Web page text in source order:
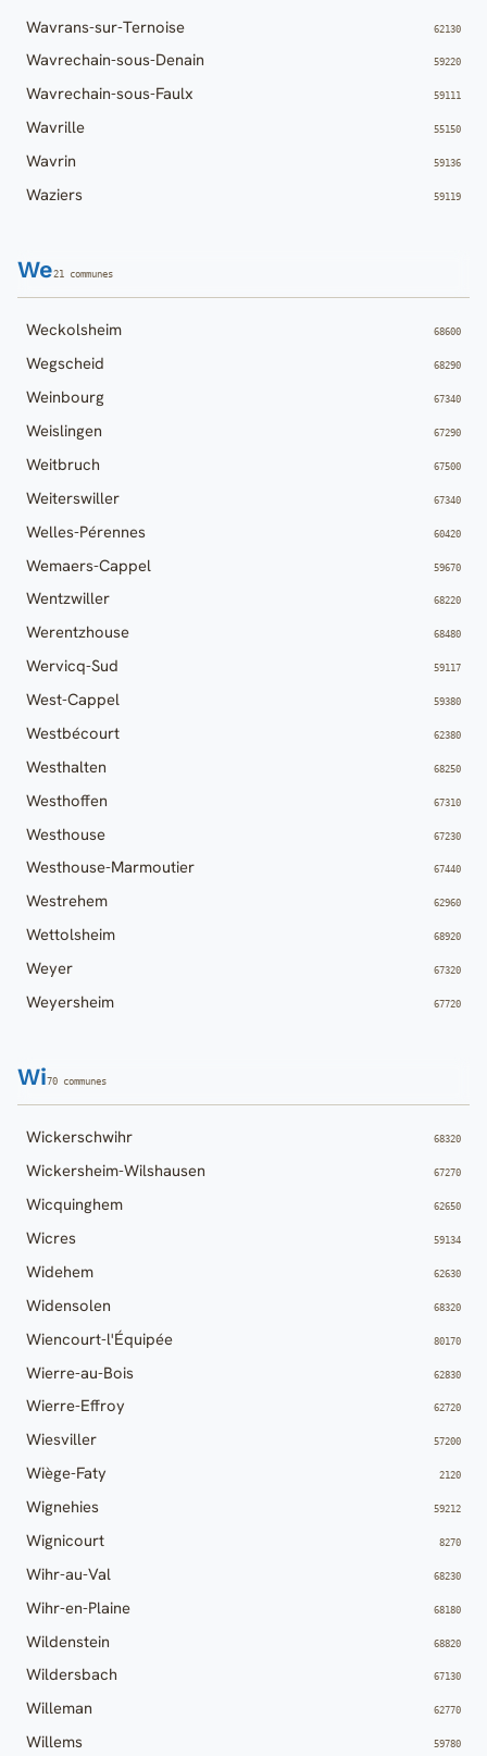
Wavrans-sur-Ternoise 62130
Wavrechain-sous-Denain 59220
Wavrechain-sous-Faulx 59111
Wavrille 55150
Wavrin 59136
Waziers 59119
We21 communes
Weckolsheim 68600
Wegscheid 68290
Weinbourg 67340
Weislingen 67290
Weitbruch 67500
Weiterswiller 67340
Welles-Pérennes 60420
Wemaers-Cappel 59670
Wentzwiller 68220
Werentzhouse 68480
Wervicq-Sud 59117
West-Cappel 59380
Westbécourt 62380
Westhalten 68250
Westhoffen 67310
Westhouse 67230
Westhouse-Marmoutier 67440
Westrehem 62960
Wettolsheim 68920
Weyer 67320
Weyersheim 67720
Wi70 communes
Wickerschwihr 68320
Wickersheim-Wilshausen 67270
Wicquinghem 62650
Wicres 59134
Widehem 62630
Widensolen 68320
Wiencourt-l'Équipée 80170
Wierre-au-Bois 62830
Wierre-Effroy 62720
Wiesviller 57200
Wiège-Faty 2120
Wignehies 59212
Wignicourt 8270
Wihr-au-Val 68230
Wihr-en-Plaine 68180
Wildenstein 68820
Wildersbach 67130
Willeman 62770
Willems 59780